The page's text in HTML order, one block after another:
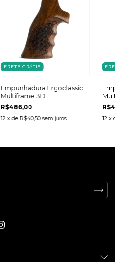
FRETE GRÁTIS
Empunhadura Ergoclassic
Multiframe 3D
R$486,00
12 x de R$40,50 sem juros 12 x